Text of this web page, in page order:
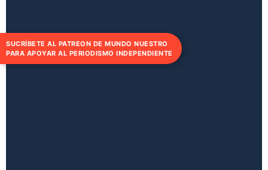
SUCRÍBETE AL PATREON DE MUNDO NUESTRO
PARA APOYAR AL PERIODISMO INDEPENDIENTE